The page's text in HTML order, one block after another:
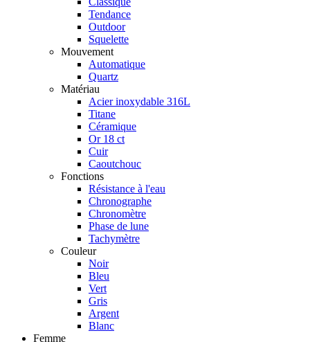
Tendance
Outdoor
Squelette
Mouvement
Automatique
Quartz
Matériau
Acier inoxydable 316L
Titane
Céramique
Or 18 ct
Cuir
Caoutchouc
Fonctions
Résistance à l'eau
Chronographe
Chronomètre
Phase de lune
Tachymètre
Couleur
Noir
Bleu
Vert
Gris
Argent
Blanc
Femme